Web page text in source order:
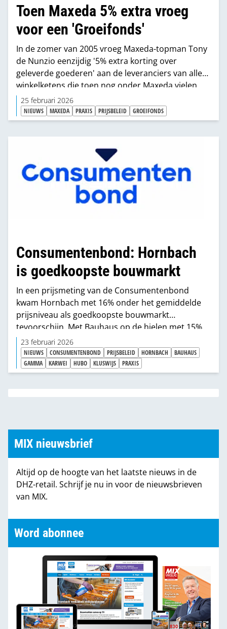
Toen Maxeda 5% extra vroeg
voor een 'Groeifonds'
In de zomer van 2005 vroeg Maxeda-topman Tony
de Nunzio eenzijdig '5% extra korting over
geleverde goederen' aan de leveranciers van alle
winkelketens die toen nog onder Maxeda vielen.
Praxis was er daar een van. Het jaar daarvoor had
Maxeda ook al 3% extra geëist.
25 februari 2026
NIEUWS MAXEDA PRAXIS PRIJSBELEID GROEIFONDS
Consumentenbond: Hornbach
is goedkoopste bouwmarkt
In een prijsmeting van de Consumentenbond
kwam Hornbach met 16% onder het gemiddelde
prijsniveau als goedkoopste bouwmarkt
tevoorschijn. Met Bauhaus op de hielen met 15%
onder gemiddeld. Opvallend is dat het prijsverschil
groter is dan twee jaar geleden. Toen was
Hornbach nog 14% goedkoper, vier jaar geleden
slechts 11%.
23 februari 2026
NIEUWS CONSUMENTENBOND PRIJSBELEID HORNBACH
BAUHAUS
GAMMA
KARWEI HUBO KLUSWIJS PRAXIS
MIX nieuwsbrief
Altijd op de hoogte van het laatste nieuws in de
DHZ-retail. Schrijf je nu in voor de nieuwsbrieven
van MIX.
Word abonnee